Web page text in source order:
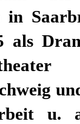
in
als